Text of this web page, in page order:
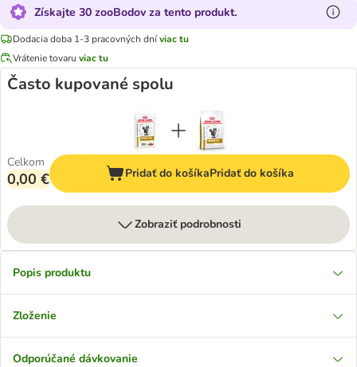
Získajte 30 zooBodov za tento produkt.
Dodacia doba 1-3 pracovných dníviac tu
Vrátenie tovaru viac tu
Často kupované spolu
Celkom
0,00 € Pridať do košíkaPridať do košíka
Zobraziť podrobnosti
Popis produktu
Zloženie
Odporúčané dávkovanie